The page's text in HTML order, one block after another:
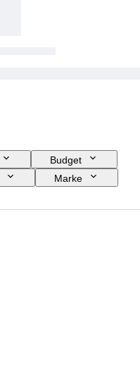
Budget
Marke